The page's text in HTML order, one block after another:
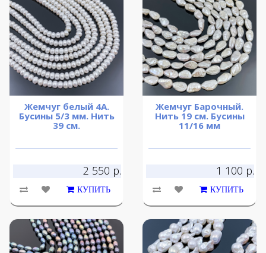
Жемчуг белый 4А.
Бусины 5/3 мм. Нить
39 см.
2 550 р.
КУПИТЬ
Жемчуг Барочный.
Нить 19 см. Бусины
11/16 мм
1 100 р.
КУПИТЬ